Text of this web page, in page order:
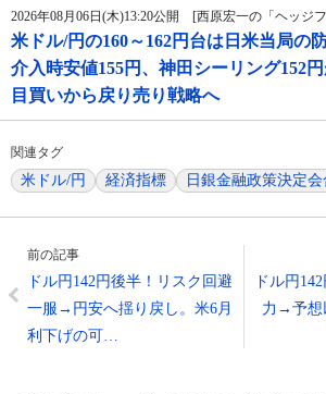
2026年08月06日(木)13:20公開 [西原宏一の「ヘッジ
米ドル/円の160～162円台は日米当局の
介入時安値155円、神田シーリング152
目買いから戻り売り戦略へ
関連タグ
米ドル/円 経済指標 日銀金融政策決定会
前の記事
ドル円142円後半！リスク回避
一服→円安へ揺り戻し。米6月
利下げの可…
ドル円
力→予想